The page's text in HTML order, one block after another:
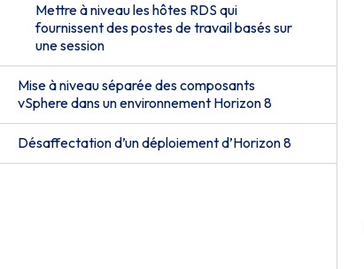
Mettre à niveau les hôtes RDS qui
fournissent des postes de travail basés sur
une session
Mise à niveau séparée des composants
vSphere dans un environnement Horizon 8
Désaffectation d’un déploiement d’Horizon 8